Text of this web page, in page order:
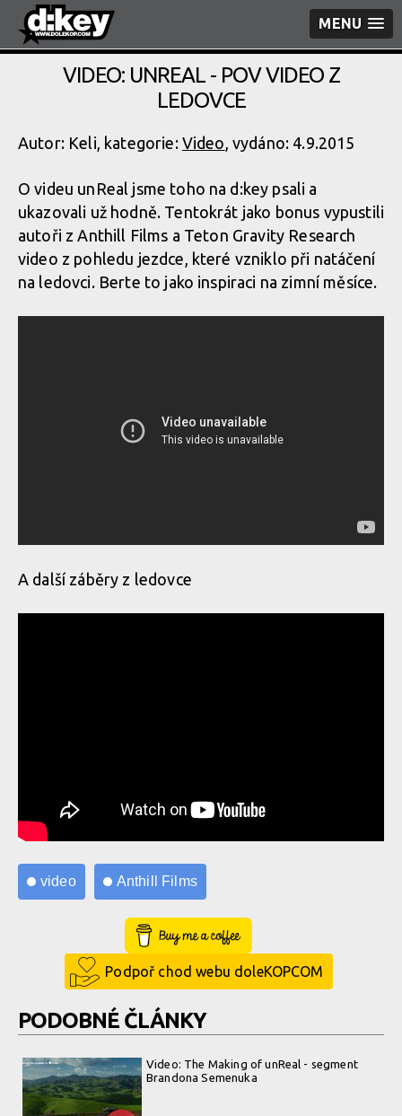
MENU
VIDEO: UNREAL - POV VIDEO Z
LEDOVCE
Autor: Keli, kategorie: Video, vydáno: 4.9.2015
O videu unReal jsme toho na d:key psali a
ukazovali už hodně. Tentokrát jako bonus vypustili
autoři z Anthill Films a Teton Gravity Research
video z pohledu jezdce, které vzniklo při natáčení
na ledovci. Berte to jako inspiraci na zimní měsíce.
A další záběry z ledovce
video Anthill Films
Buy Me a Coffee
Podpoř chod webu doleKOPCOM
PODOBNÉ ČLÁNKY
Video: The Making of unReal - segment
Brandona Semenuka